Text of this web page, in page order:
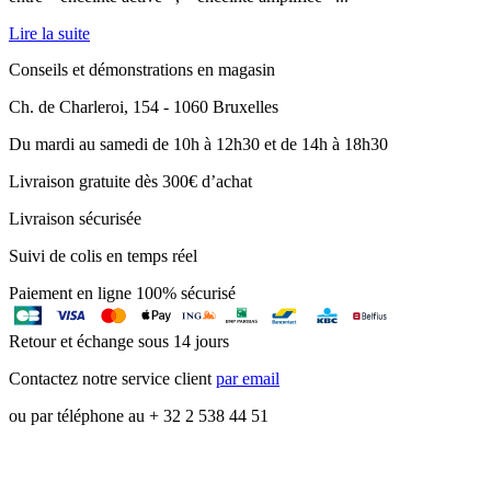
Lire la suite
Conseils et démonstrations en magasin
Ch. de Charleroi, 154 - 1060 Bruxelles
Du mardi au samedi de 10h à 12h30 et de 14h à 18h30
Livraison gratuite dès 300€ d’achat
Livraison sécurisée
Suivi de colis en temps réel
Paiement en ligne 100% sécurisé
Retour et échange sous 14 jours
Contactez notre service clientpar email
ou par téléphone au + 32 2 538 44 51